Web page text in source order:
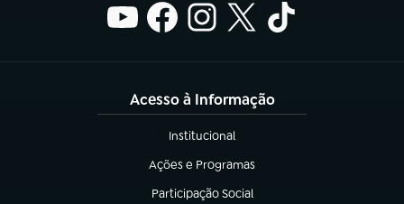
Acesso à Informação
Institucional
(abre em nova aba)
Ações e Programas
(abre em nova aba)
Participação Social
(abre em nova aba)